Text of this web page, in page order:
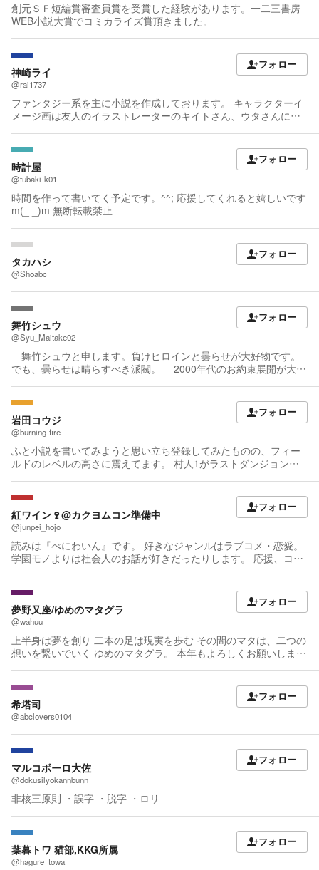
創元ＳＦ短編賞審査員賞を受賞した経験があります。一二三書房
WEB小説大賞でコミカライズ賞頂きました。
神崎ライ
@rai1737
ファンタジー系を主に小説を作成しております。 キャラクターイ
メージ画は友人のイラストレーターのキイトさん、ウタさんにお
常のことをつぶやくことが多いです。
フォロー
時計屋
@tubaki-k01
時間を作って書いてく予定です。^^; 応援してくれると嬉しいです
m(_ _)m 無断転載禁止
フォロー
タカハシ
@Shoabc
フォロー
舞竹シュウ
@Syu_Maitake02
舞竹シュウと申します。負けヒロインと曇らせが大好物です。
でも、曇らせは晴らすべき派閥。 2000年代のお約束展開が大好
しんでいただけたのなら、嬉しいなぁ。
フォロー
岩田コウジ
@burning-fire
ふと小説を書いてみようと思い立ち登録してみたものの、フィー
ルドのレベルの高さに震えてます。 村人1がラストダンジョンで
闘しておりますが、皆様の応援が希望です。 よろしくお願いしま
す！
フォロー
紅ワイン🍷@カクヨムコン準備中
@junpei_hojo
読みは『べにわいん』です。 好きなジャンルはラブコメ・恋愛。
学園モノよりは社会人のお話が好きだったりします。 応援、コメ
フォロー
夢野又座/ゆめのマタグラ
@wahuu
上半身は夢を創り 二本の足は現実を歩む その間のマタは、二つの
想いを繋いでいく ゆめのマタグラ。 本年もよろしくお願いしま
フォロー
希塔司
@abclovers0104
フォロー
マルコボーロ大佐
@dokusilyokannbunn
非核三原則 ・誤字 ・脱字 ・ロリ
フォロー
葉暮トワ 猫部,KKG所属
@hagure_towa
フォロー